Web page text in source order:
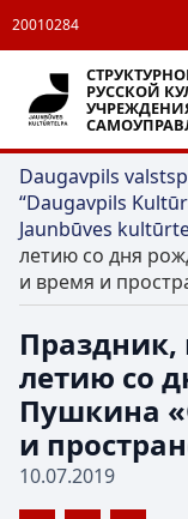
20010284
РУССКОЙ
Daugavpils
“Daugavpils
Jaunbūves
летию со дня
и время и
летию со
Пушкина
и
10.07.2019